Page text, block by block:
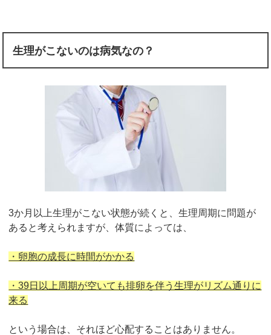
生理がこないのは病気なの？
3か月以上生理がこない状態が続くと、生理周期に問題が
あると考えられますが、体質によっては、
・卵胞の成長に時間がかかる
・39日以上周期が空いても排卵を伴う生理がリズム通りに
来る
という場合は、それほど心配することはありません。